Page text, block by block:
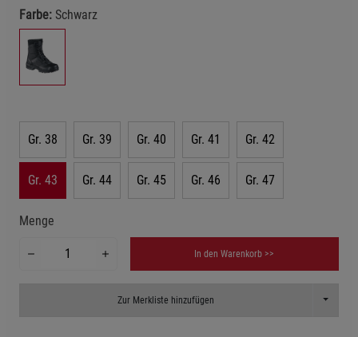
Farbe: Schwarz
Gr. 38 Gr. 39 Gr. 40 Gr. 41 Gr. 42
Gr. 43 Gr. 44 Gr. 45 Gr. 46 Gr. 47
Menge
In den Warenkorb >>
Zur Merkliste hinzufügen Toggle